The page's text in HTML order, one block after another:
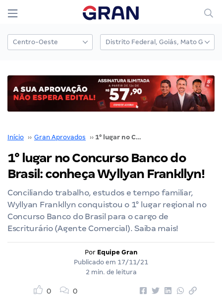
Início ›› Gran Aprovados ›› 1° lugar no Concurso Banco do Brasil: conheça Wyllyan Frankllyn!
1° lugar no Concurso Banco do
Brasil: conheça Wyllyan Frankllyn!
Conciliando trabalho, estudos e tempo familiar,
Wyllyan Frankllyn conquistou o 1° lugar regional no
Concurso Banco do Brasil para o cargo de
Escriturário (Agente Comercial). Saiba mais!
Por Equipe Gran
Publicado em 17/11/21
2 min. de leitura
0 0